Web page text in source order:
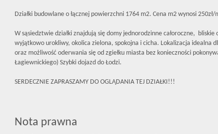
Działki budowlane o łącznej powierzchni 1764 m2. Cena m2 wynosi
W sąsiedztwie działki znajdują się domy jednorodzinne całoroczne,
wyjątkowo urokliwy, okolica zielona, spokojna i cicha. Lokalizacja idealna
oraz możliwość oderwania się od zgiełku miasta bez konieczności
Łagiewnickiego) Szybki dojazd do Łodzi.
SERDECZNIE ZAPRASZAMY DO OGLĄDANIA TEJ DZIAŁKI!!!
Nota prawna